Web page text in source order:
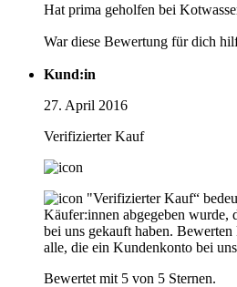
Hat prima geholfen bei
War diese Bewertung für dich
Kund:in
27. April 2016
Verifizierter Kauf
"Verifizierter Kauf“
Käufer:innen abgegeben wurde,
bei uns gekauft haben.
alle, die ein Kundenkonto bei
Bewertet mit 5 von 5 Sternen.